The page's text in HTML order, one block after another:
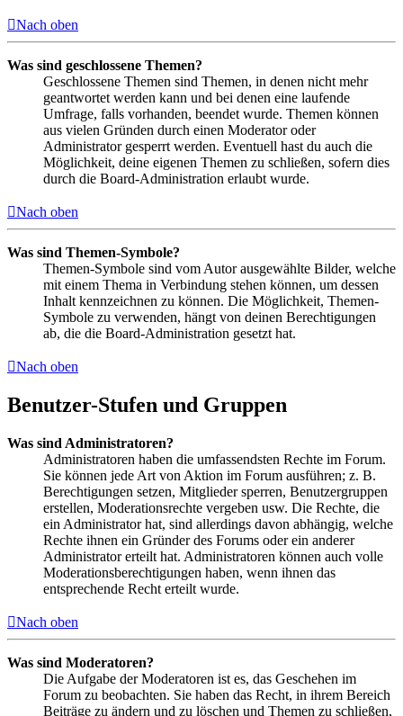
Nach oben
Was sind geschlossene Themen?
Geschlossene Themen sind Themen, in denen nicht mehr
geantwortet werden kann und bei denen eine laufende
Umfrage, falls vorhanden, beendet wurde. Themen können
aus vielen Gründen durch einen Moderator oder
Administrator gesperrt werden. Eventuell hast du auch die
Möglichkeit, deine eigenen Themen zu schließen, sofern dies
durch die Board-Administration erlaubt wurde.
Nach oben
Was sind Themen-Symbole?
Themen-Symbole sind vom Autor ausgewählte Bilder, welche
mit einem Thema in Verbindung stehen können, um dessen
Inhalt kennzeichnen zu können. Die Möglichkeit, Themen-
Symbole zu verwenden, hängt von deinen Berechtigungen
ab, die die Board-Administration gesetzt hat.
Nach oben
Benutzer-Stufen und Gruppen
Was sind Administratoren?
Administratoren haben die umfassendsten Rechte im Forum.
Sie können jede Art von Aktion im Forum ausführen; z. B.
Berechtigungen setzen, Mitglieder sperren, Benutzergruppen
erstellen, Moderationsrechte vergeben usw. Die Rechte, die
ein Administrator hat, sind allerdings davon abhängig, welche
Rechte ihnen ein Gründer des Forums oder ein anderer
Administrator erteilt hat. Administratoren können auch volle
Moderationsberechtigungen haben, wenn ihnen das
entsprechende Recht erteilt wurde.
Nach oben
Was sind Moderatoren?
Die Aufgabe der Moderatoren ist es, das Geschehen im
Forum zu beobachten. Sie haben das Recht, in ihrem Bereich
Beiträge zu ändern und zu löschen und Themen zu schließen,